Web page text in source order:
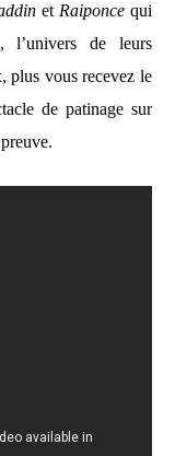
et Raiponce qui
l’univers de leurs
plus vous recevez le
de patinage sur